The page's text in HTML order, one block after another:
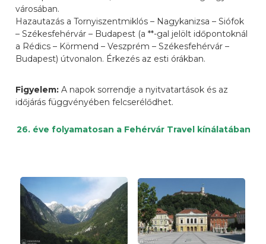
városában.
Hazautazás a Tornyiszentmiklós – Nagykanizsa – Siófok
– Székesfehérvár – Budapest (a **-gal jelölt időpontoknál
a Rédics – Körmend – Veszprém – Székesfehérvár –
Budapest) útvonalon. Érkezés az esti órákban.
Figyelem:A napok sorrendje a nyitvatartások és az
időjárás függvényében felcserélődhet.
26. éve folyamatosan a Fehérvár Travel kínálatában